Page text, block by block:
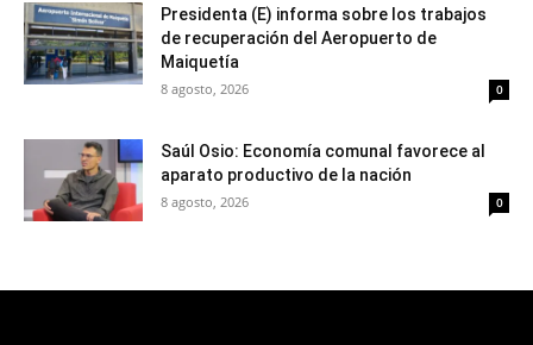
Presidenta (E) informa sobre los trabajos
de recuperación del Aeropuerto de
Maiquetía
8 agosto, 2026 0
Saúl Osio: Economía comunal favorece al
aparato productivo de la nación
8 agosto, 2026 0